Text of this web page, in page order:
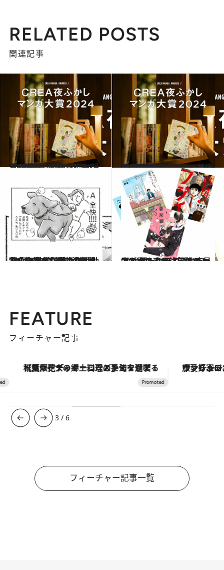
RELATED POSTS
関連記事
2024.9.6
【CREA夜ふかしマンガ大賞2024】《1位～5位》大賞に輝いたのは『じゃあ、あんたが作ってみろよ』
カルチャー 2024.9.6
【CREA夜ふかしマンガ大賞2024】《6位～10位》あの話題作も入賞。“普通”が苦手なふたりの友情に涙！
カルチャー
2024.9.6
2024年秋に読みたい「動物」マンガ18選 犬猫から“謎の生物”まで、疲れた心を満たしてくれる「いきもの」が集合！
カルチャー 2024.9.6
“じれキュンラブ”から人生を問い直す注目作まで！ ブックライブ書店員すず木さんの【電子マンガ】ベスト3！
カルチャー
FEATURE
フィーチャー記事
【夏限定ディナーコース】旬を迎える稚鮎や花ズッキーニなどをイタリア・トスカーナの郷土料理の手法で満喫！ ヴァシュロン・コンスタンタ
3 /6
フィーチャー記事一覧